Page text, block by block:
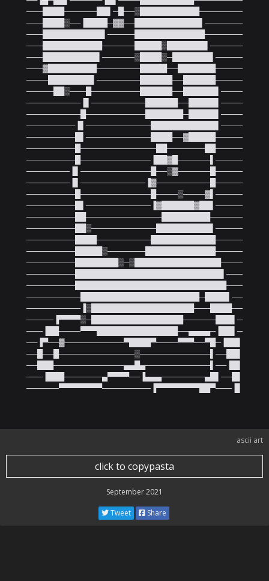
───████──────██▌─█──▒███████████────────
───████▒──▐████─▓▓──████████████▌───────
───███████████▌─────█████████████───────
───███████████──────█████▒███████▌──────
───██████████▌──────▒████▒─███████▌─────
───▓█████████────────█████──███████─────
────████████▌────────██████──██████─────
─────██▒───█─────────██████──██████▌────
──────────▐▌──────────██████──█████▌────
──────────█───────────███████─█████▌────
─────────▐▌────────────████████████▌────
─────────█▌────────────████──▓█████─────
─────────█──────────────██───────██─────
─────────█─────────────▐██▓█──────▌─────
────────▐▌─────────────█──▒▓──────█─────
────────▐▌────────────▐▓──────────█─────
─────────█─────────────█────▒────▓▌─────
─────────█▌────────────▐▓██████▓██▌─────
─────────██──────────────█████████──────
─────────██▒────────────██████████▌─────
─────────████──────────████████████─────
─────────█████▒───────█████████████─────
─────────████████▒─▒████████████████────
─────────███████████████████████████▌───
─────────████████████████████████████───
──────────██████████████████████─████▌──
──────────▐▒███████████████████───████──
─────▐▀▀▀▀▒─█████████████████──────███▌─
───▐██────▀▀▀███████████████──▄▄▄▄─▐██▌─
──▐▀──▓───────────▀████▀────▀▀▀──▀█─▐██▌
──█──█──────────────▒─────────────▌──██▌
──███─────────────▄▄█▄────────────▌──▐█▌
───▐███───────▄▀▀▀▀──▐▄▄▄────────▄█▌──█▌
──────▀▀▀▀▀▀▀▀─────────▐▀▀▀▀▀▀▀▀██▀───▐▌
ascii art
click to copypasta
September 2021
Tweet Share